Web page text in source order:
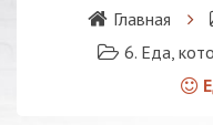
Главная
6. Еда,